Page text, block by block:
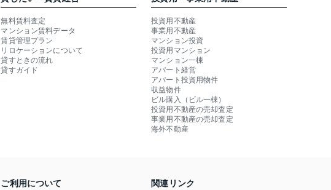
無料賃料査定
マンション賃料データ
賃貸管理プラン
リロケーションについて
貸すときの流れ
貸すガイド
投資用不動産
事業用不動産
マンション投資
投資用マンション
マンション一棟
アパート経営
アパート投資用物件
収益物件
ビル購入（ビル一棟）
投資用不動産の売却査定
事業用不動産の売却査定
海外不動産
ご利用について 関連リンク